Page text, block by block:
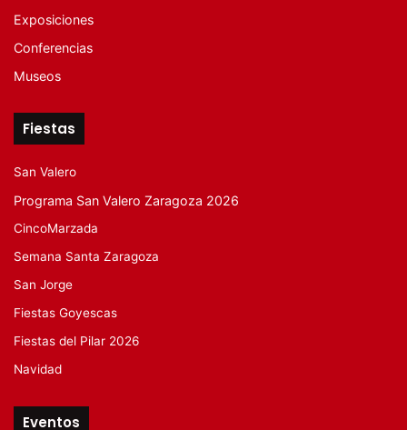
Exposiciones
Conferencias
Museos
Fiestas
San Valero
Programa San Valero Zaragoza 2026
CincoMarzada
Semana Santa Zaragoza
San Jorge
Fiestas Goyescas
Fiestas del Pilar 2026
Navidad
Eventos